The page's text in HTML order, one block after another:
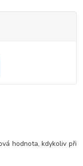
hodnota, kdykoliv při